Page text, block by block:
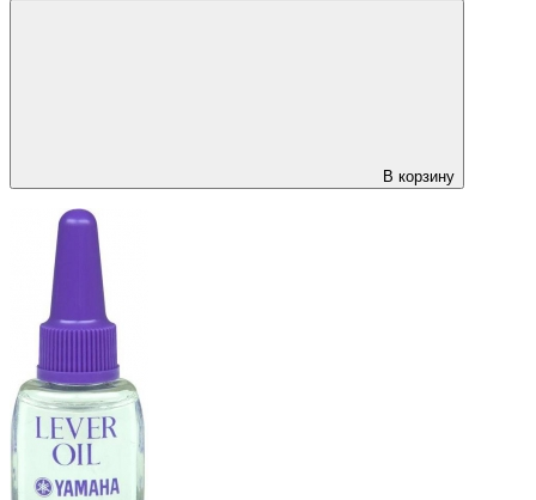
В корзину